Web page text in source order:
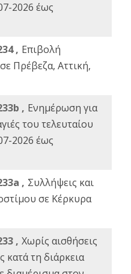
2026 έως
, Eπιβολή
Πρέβεζα, Αττική,
, Ενημέρωση για
του τελευταίου
2026 έως
, Συλλήψεις και
σε Κέρκυρα
, Χωρίς αισθήσεις
κατά τη διάρκεια